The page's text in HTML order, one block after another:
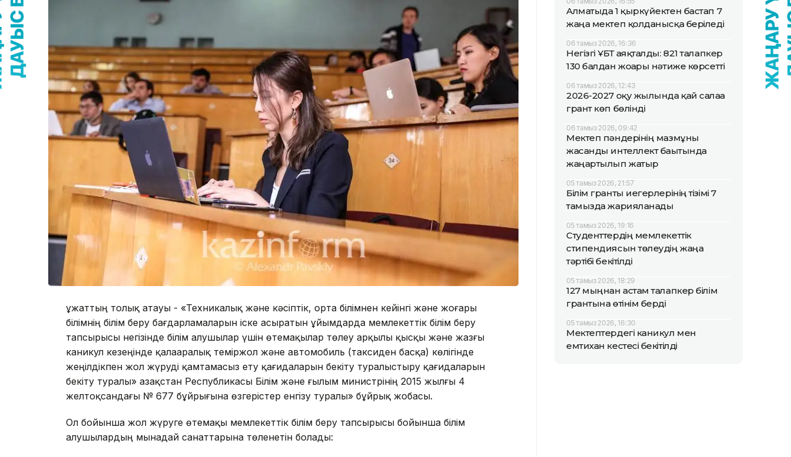
Құжаттың толық атауы - «Техникалық және кәсiптiк, орта бiлiмнен кейiнгi және жоғары
бiлiмнің білім беру бағдарламаларын іске асыратын ұйымдарда мемлекеттік білім беру
тапсырысы негізінде білім алушылар үшін өтемақылар төлеу арқылы қысқы және жазғы
каникул кезеңінде қалааралық теміржол және автомобиль (таксиден басқа) көлігінде
жеңілдікпен жол жүруді қамтамасыз ету қағидаларын бекіту туралыстыру қағидаларын
бекіту туралы» Қазақстан Республикасы Білім және ғылым министрінің 2015 жылғы 4
желтоқсандағы № 677 бұйрығына өзгерістер енгізу туралы» бұйрық жобасы.
Ол бойынша жол жүруге өтемақы мемлекеттік білім беру тапсырысы бойынша білім
алушылардың мынадай санаттарына төленетін болады:
Алматыда 1 қыркүйектен бастап 7
жаңа мектеп қолданысқа беріледі
06 тамыз 2026, 16:36
Негізгі ҰБТ аяқталды: 821 талапкер
130 балдан жоғары нәтиже көрсетті
06 тамыз 2026, 12:43
2026-2027 оқу жылында қай салаға
грант көп бөлінді
06 тамыз 2026, 09:42
Мектеп пәндерінің мазмұны
жасанды интеллект бағытында
жаңартылып жатыр
05 тамыз 2026, 21:57
Білім гранты иегерлерінің тізімі 7
тамызда жарияланады
05 тамыз 2026, 19:16
Студенттердің мемлекеттік
стипендиясын төлеудің жаңа
тәртібі бекітілді
05 тамыз 2026, 18:29
127 мыңнан астам талапкер білім
грантына өтінім берді
05 тамыз 2026, 16:30
Мектептердегі каникул мен
емтихан кестесі бекітілді